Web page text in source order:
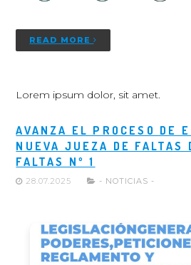
READ MORE
Lorem ipsum dolor, sit amet.
AVANZA EL PROCESO DE
NUEVA JUEZA DE FALTAS
FALTAS Nº 1
28.07.2025 - NOTICIAS -